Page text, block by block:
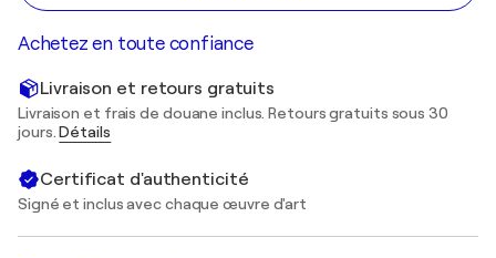
Achetez en toute confiance
Livraison et retours gratuits
Livraison et frais de douane inclus. Retours gratuits sous 30
jours.Détails
Certificat d'authenticité
Signé et inclus avec chaque œuvre d'art